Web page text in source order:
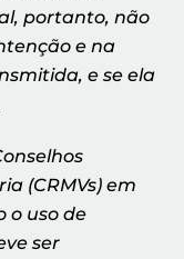
portanto, não
e na
e se ela
(CRMVs) em
o uso de
ser